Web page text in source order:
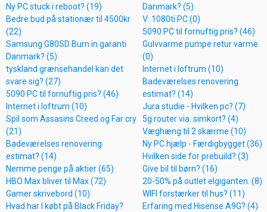
Ny PC stuck i reboot? (19)
Bedre bud på stationær til 4500kr
(22)
Samsung G80SD Burn in garanti
Danmark? (5)
tyskland grænsehandel kan det
svare sig? (27)
5090 PC til fornuftig pris? (46)
Internet i loftrum (10)
Spil som Assasins Creed og Far cry
(21)
Badeværelses renovering
estimat? (14)
Nemme penge på aktier (65)
HBO Max bliver til Max (72)
Gamer skrivebord (10)
Hvad har I købt på Black Friday?
Danmark? (5)
V: 1080ti PC (0)
5090 PC til fornuftig pris? (46)
Gulvvarme pumpe retur varme
(0)
Internet i loftrum (10)
Badeværelses renovering
estimat? (14)
Jura studie - Hvilken pc? (7)
5g router via. simkort? (4)
Væghæng til 2 skærme (10)
Ny PC hjælp - Færdigbygget (36)
Hvilken side for prebuild? (3)
Give bil til børn? (16)
20-50% på outlet elgiganten. (8)
WIFI forstærker til hus? (11)
Erfaring med Hisense A9G? (4)